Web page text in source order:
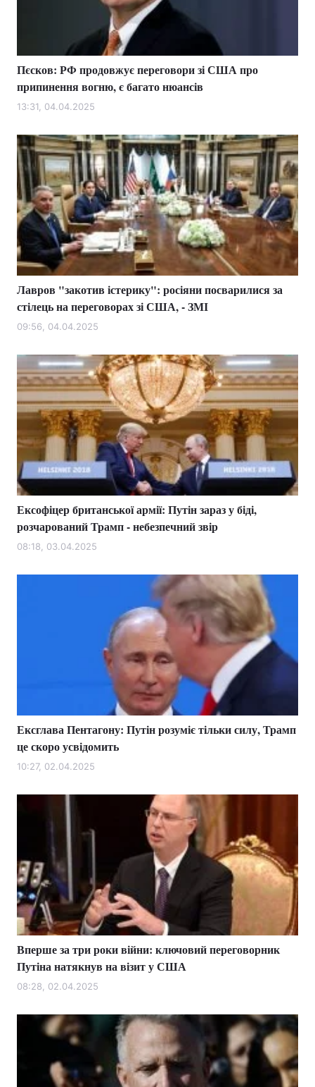
Пєсков: РФ продовжує переговори зі США про
припинення вогню, є багато нюансів
13:31, 04.04.2025
Лавров "закотив істерику": росіяни посварилися за
стілець на переговорах зі США, - ЗМІ
09:56, 04.04.2025
Ексофіцер британської армії: Путін зараз у біді,
розчарований Трамп - небезпечний звір
08:18, 03.04.2025
Ексглава Пентагону: Путін розуміє тільки силу, Трамп
це скоро усвідомить
10:27, 02.04.2025
Вперше за три роки війни: ключовий переговорник
Путіна натякнув на візит у США
08:28, 02.04.2025